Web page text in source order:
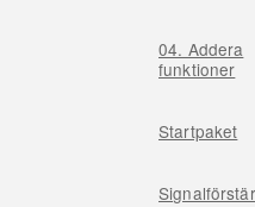
04. Addera
funktioner
Startpaket